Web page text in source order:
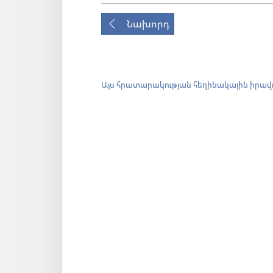
Նախորդ
Այս հրատարակության հեղինակային